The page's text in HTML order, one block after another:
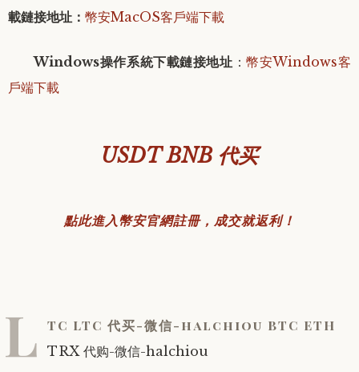
載鏈接地址： 幣安MacOS客戶端下載
Windows操作系統下載鏈接地址 ：幣安Windows客
戶端下載
USDT BNB 代买
點此進入幣安官網註冊，成交就返利！
L TC LTC 代买-微信-halchiou BTC ETH
TRX 代购-微信-halchiou